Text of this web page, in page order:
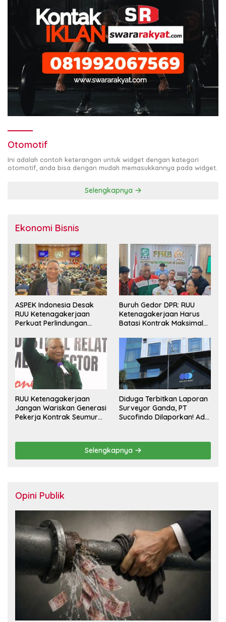
Otomotif
Ini adalah contoh keterangan untuk widget dengan kategori
otomotif, anda bisa dengan mudah memasukkannya pada widget.
Selengkapnya
Ekonomi Bisnis
ASPEK Indonesia Desak
RUU Ketenagakerjaan
Perkuat Perlindungan
Pesangon
Buruh Gedor DPR: RUU
Ketenagakerjaan Harus
Batasi Kontrak Maksimal
Berbasis KHL
RUU Ketenagakerjaan
Jangan Wariskan Generasi
Pekerja Kontrak Seumur
Diduga Terbitkan Laporan
Surveyor Ganda, PT
Sucofindo Dilaporkan! Ada
Selengkapnya
Opini Publik